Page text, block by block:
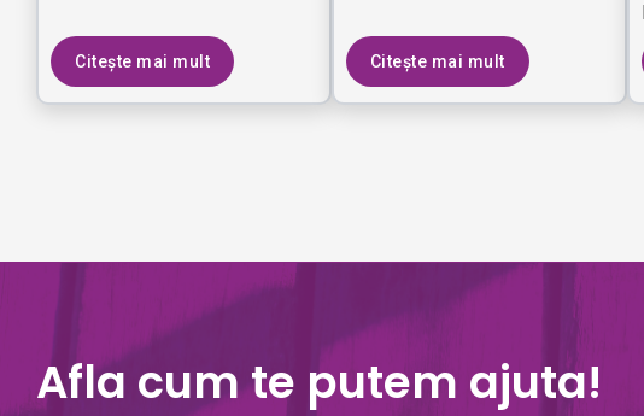
Citește mai mult Citește mai mult
Afla cum te putem ajuta!